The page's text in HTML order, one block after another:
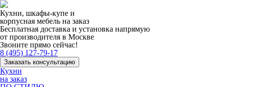
Кухни, шкафы-купе и
корпусная мебель на заказ
Бесплатная доставка и установка напрямую
от производителя в Москве
Звоните прямо сейчас!
8 (495) 127-79-17
Заказать консультацию
Кухни
на заказ